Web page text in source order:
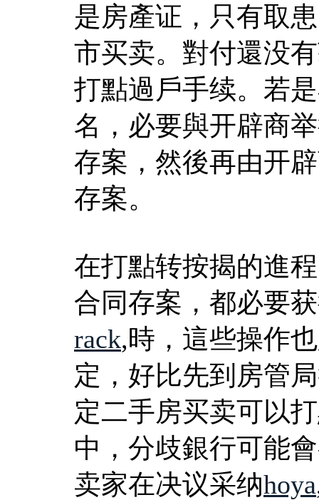
是房產证，只有取
市买卖。對付還没
打點過戶手续。若
名，必要與开辟商
存案，然後再由开
存案。
在打點转按揭的進
合同存案，都必要
rack,時，這些操作
定，好比先到房管
定二手房买卖可以
中，分歧銀行可能
卖家在决议采纳hoya